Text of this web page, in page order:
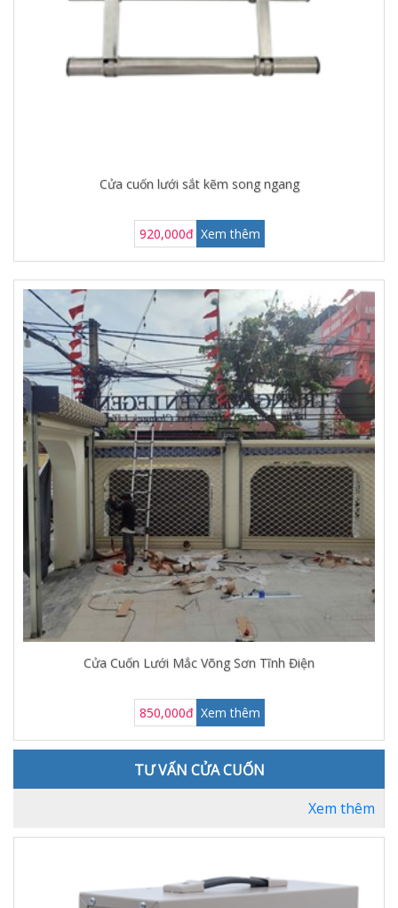
Cửa cuốn lưới sắt kẽm song ngang
920,000đ Xem thêm
Cửa Cuốn Lưới Mắc Võng Sơn Tĩnh Điện
850,000đ Xem thêm
TƯ VẤN CỬA CUỐN
Xem thêm